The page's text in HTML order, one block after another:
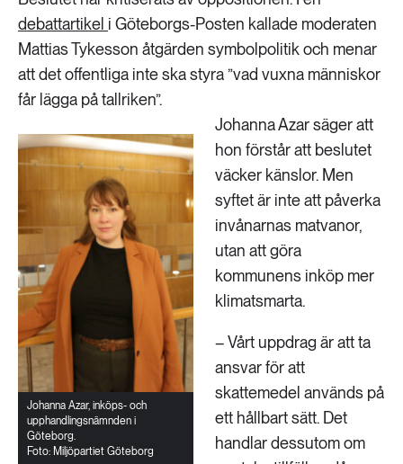
debattartikel i Göteborgs-Posten kallade moderaten
Mattias Tykesson åtgärden symbolpolitik och menar
att det offentliga inte ska styra ”vad vuxna människor
får lägga på tallriken”.
Johanna Azar, inköps- och
upphandlingsnämnden i
Göteborg.
Foto: Miljöpartiet Göteborg
Johanna Azar säger att
hon förstår att beslutet
väcker känslor. Men
syftet är inte att påverka
invånarnas matvanor,
utan att göra
kommunens inköp mer
klimatsmarta.
– Vårt uppdrag är att ta
ansvar för att
skattemedel används på
ett hållbart sätt. Det
handlar dessutom om